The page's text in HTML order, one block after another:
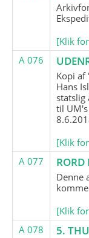
[Klik
A 076
Kopi af
Hans
til
[Klik
A 077
RORD
Denne
[Klik
A 078
5.